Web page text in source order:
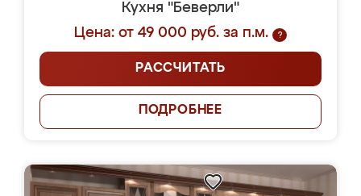
Кухня "Беверли"
Цена: от 49 000 руб. за п.м.
?
РАССЧИТАТЬ
ПОДРОБНЕЕ